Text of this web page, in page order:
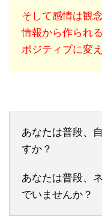
そして感情は観
情報から作られ
ポジティブに変
あなたは普段、
すか？
あなたは普段、
でいませんか？